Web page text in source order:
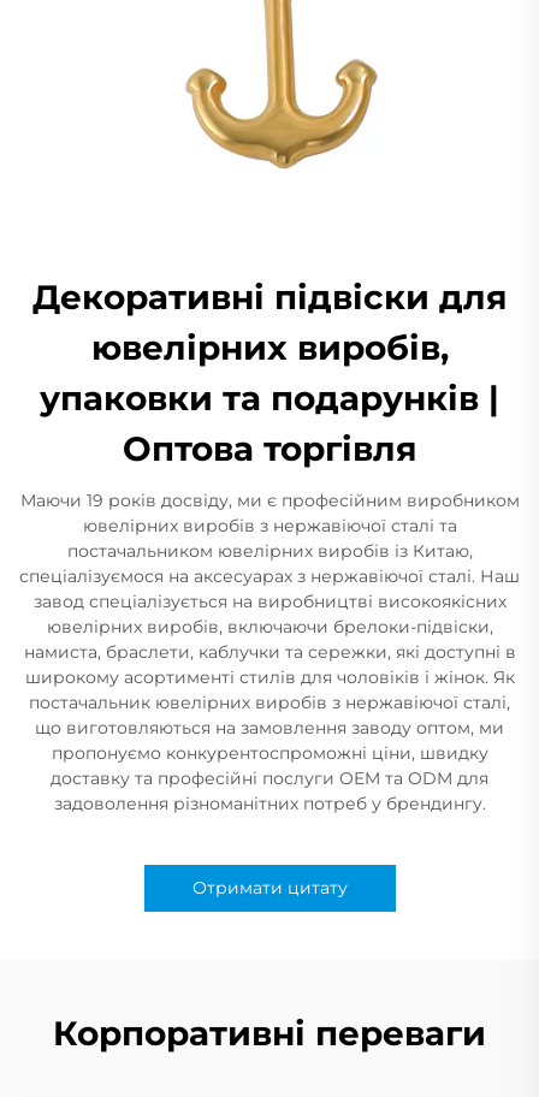
Декоративні підвіски для
ювелірних виробів,
упаковки та подарунків |
Оптова торгівля
Маючи 19 років досвіду, ми є професійним виробником
ювелірних виробів з нержавіючої сталі та
постачальником ювелірних виробів із Китаю,
спеціалізуємося на аксесуарах з нержавіючої сталі. Наш
завод спеціалізується на виробництві високоякісних
ювелірних виробів, включаючи брелоки-підвіски,
намиста, браслети, каблучки та сережки, які доступні в
широкому асортименті стилів для чоловіків і жінок. Як
постачальник ювелірних виробів з нержавіючої сталі,
що виготовляються на замовлення заводу оптом, ми
пропонуємо конкурентоспроможні ціни, швидку
доставку та професійні послуги OEM та ODM для
задоволення різноманітних потреб у брендингу.
Отримати цитату
Корпоративні переваги